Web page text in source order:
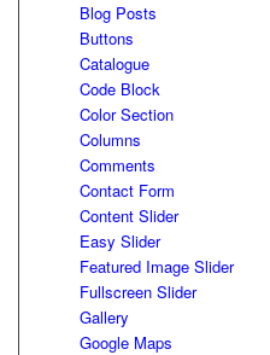
Blog Posts
Buttons
Catalogue
Code Block
Color Section
Columns
Comments
Contact Form
Content Slider
Easy Slider
Featured Image Slider
Fullscreen Slider
Gallery
Google Maps